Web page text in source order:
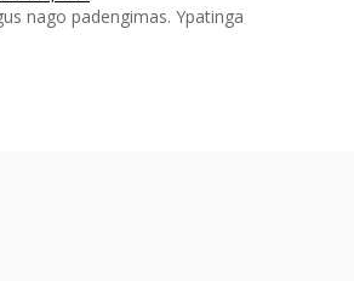
nago padengimas. Ypatinga